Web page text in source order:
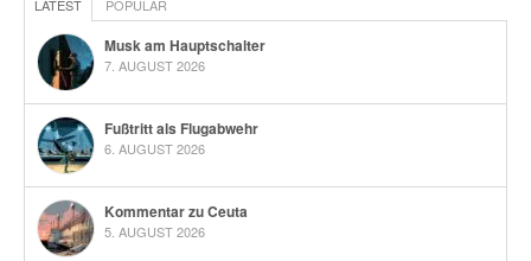
LATEST POPULAR
Musk am Hauptschalter
7. AUGUST 2026
Fußtritt als Flugabwehr
6. AUGUST 2026
Kommentar zu Ceuta
5. AUGUST 2026